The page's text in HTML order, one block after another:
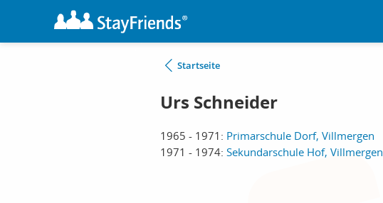
Startseite
Urs Schneider
1965 - 1971: Primarschule Dorf, Villmergen
1971 - 1974: Sekundarschule Hof, Villmergen